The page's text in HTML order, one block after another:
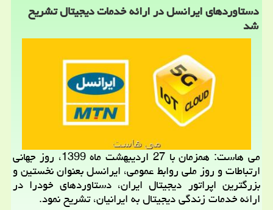
دستاوردهای ایرانسل در ارائه خدمات دیجیتال تشریح
شد
می هاست: همزمان با 27 اردیبهشت ماه 1399، روز جهانی
ارتباطات و روز ملی روابط عمومی، ایرانسل بعنوان نخستین و
بزرگترین اپراتور دیجیتال ایران، دستاوردهای خودرا در
ارائه خدمات زندگی دیجیتال به ایرانیان، تشریح نمود.